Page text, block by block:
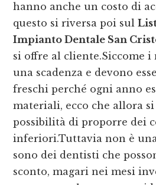
hanno anche un costo di
questo si riversa poi sul
Impianto Dentale San
si offre al cliente.Siccome
una scadenza e devono
freschi perché ogni anno
materiali, ecco che allora
possibilità di proporre dei
inferiori.Tuttavia non è
sono dei dentisti che
sconto, magari nei mesi